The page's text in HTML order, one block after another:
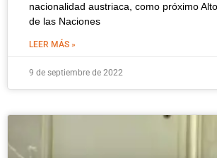
nacionalidad austriaca, como próximo
de las Naciones
LEER MÁS »
9 de septiembre de 2022